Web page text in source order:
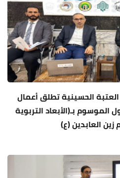
الحسينية تطلق أعمال
الموسوم بـ(الأبعاد التربوية
زين العابدين (ع)